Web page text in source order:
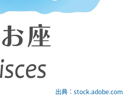
出典：stock.adobe.com